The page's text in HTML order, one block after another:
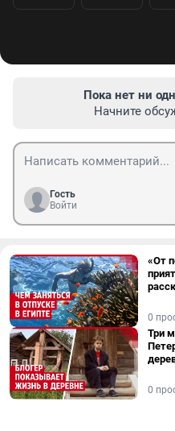
Пока нет ни
Начните
Гость
Войти
«От
0
Три
0